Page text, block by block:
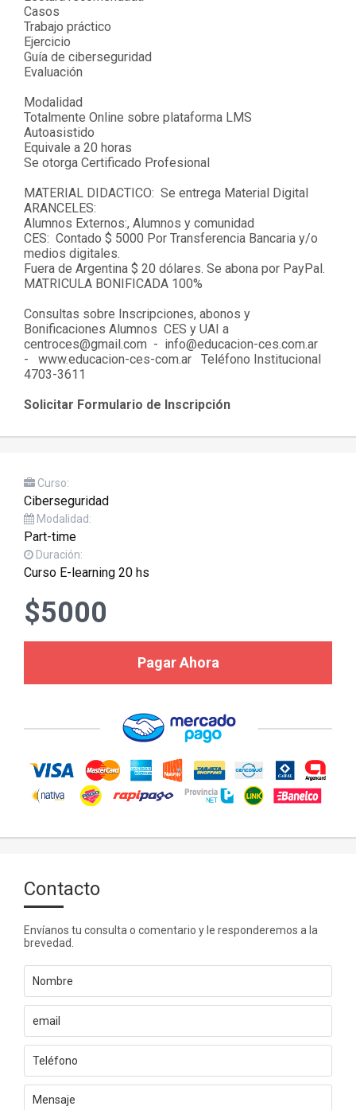
Casos
Trabajo práctico
Ejercicio
Guía de ciberseguridad
Evaluación
Modalidad
Totalmente Online sobre plataforma LMS
Autoasistido
Equivale a 20 horas
Se otorga Certificado Profesional
MATERIAL DIDACTICO: Se entrega Material Digital
ARANCELES:
Alumnos Externos:, Alumnos y comunidad
CES: Contado $ 5000 Por Transferencia Bancaria y/o
medios digitales.
Fuera de Argentina $ 20 dólares. Se abona por PayPal.
MATRICULA BONIFICADA 100%
Consultas sobre Inscripciones, abonos y
Bonificaciones Alumnos CES y UAI a
centroces@gmail.com - info@educacion-ces.com.ar
- www.educacion-ces-com.ar Teléfono Institucional
4703-3611
Solicitar Formulario de Inscripción
Curso:
Ciberseguridad
Modalidad:
Part-time
Duración:
Curso E-learning 20 hs
$5000
Pagar Ahora
Contacto
Envíanos tu consulta o comentario y le responderemos a la
brevedad.